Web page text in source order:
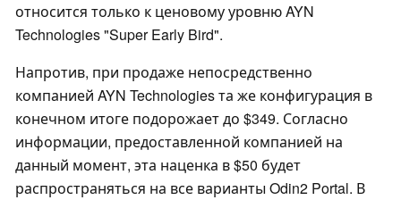
относится только к ценовому уровню AYN
Technologies "Super Early Bird".
Напротив, при продаже непосредственно
компанией AYN Technologies та же конфигурация в
конечном итоге подорожает до $349. Согласно
информации, предоставленной компанией на
данный момент, эта наценка в $50 будет
распространяться на все варианты Odin2 Portal. В